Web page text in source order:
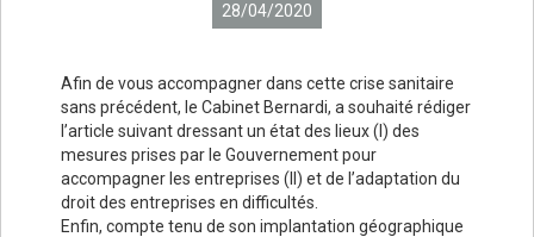
28/04/2020
Afin de vous accompagner dans cette crise sanitaire
sans précédent, le Cabinet Bernardi, a souhaité rédiger
l’article suivant dressant un état des lieux (I) des
mesures prises par le Gouvernement pour
accompagner les entreprises (II) et de l’adaptation du
droit des entreprises en difficultés.
Enfin, compte tenu de son implantation géographique